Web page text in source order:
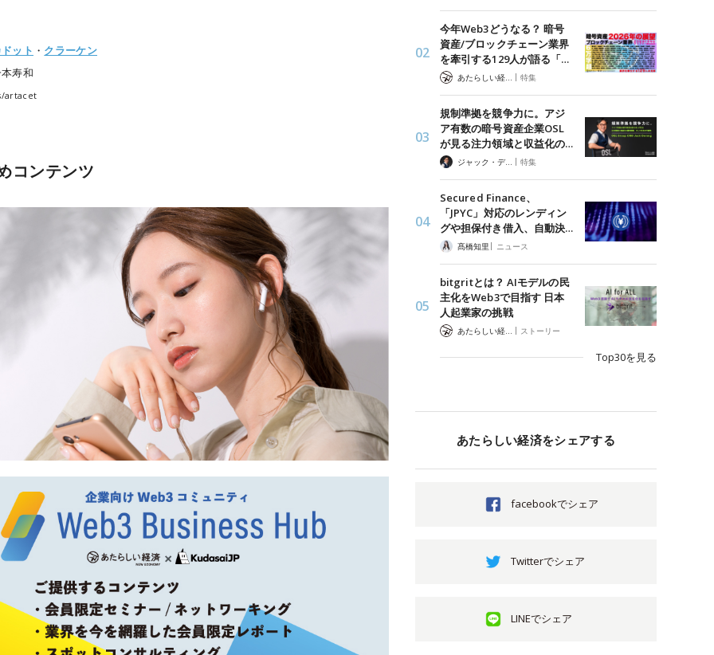
ット ・ クラーケン
寿和
artacet
コンテンツ
今年Web3どうなる？ 暗号
資産/ブロックチェーン業界
を牽引する129人が語る「…
| 特集
規制準拠を競争力に。アジ
ア有数の暗号資産企業OSL
が見る注力領域と収益化の…
ジャック・デロン（Jack Derong） | 特集
Secured Finance、
「JPYC」対応のレンディン
グや担保付き借入、自動決…
髙橋知里 | ニュース
bitgritとは？ AIモデルの民
主化をWeb3で目指す 日本
人起業家の挑戦
| ストーリー
Top30を見る
あたらしい経済をシェアする
facebookでシェア
Twitterでシェア
LINEでシェア